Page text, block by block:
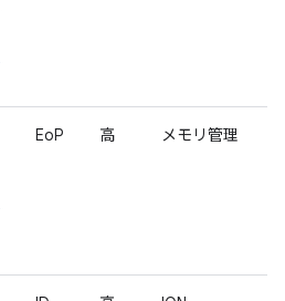
EoP 高 メモリ管理